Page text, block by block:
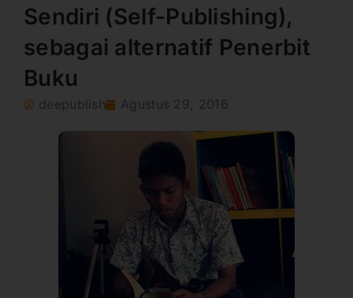
Sendiri (Self-Publishing),
sebagai alternatif Penerbit
Buku
deepublish Agustus 29, 2016